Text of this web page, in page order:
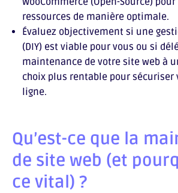
ressources de manière optimale.
Évaluez objectivement si une
(DIY) est viable pour vous ou si
maintenance de votre site web à
choix plus rentable pour sécuriser
ligne.
Qu’est-ce que la
de site web (et
ce vital) ?